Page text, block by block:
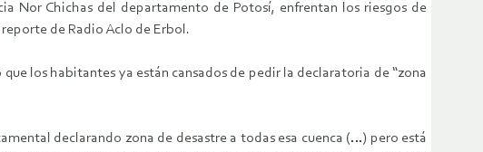
Nor Chichas del departamento de Potosí, enfrentan los riesgos de
de Radio Aclo de Erbol.
los habitantes ya están cansados de pedir la declaratoria de “zona
declarando zona de desastre a todas esa cuenca (…) pero está